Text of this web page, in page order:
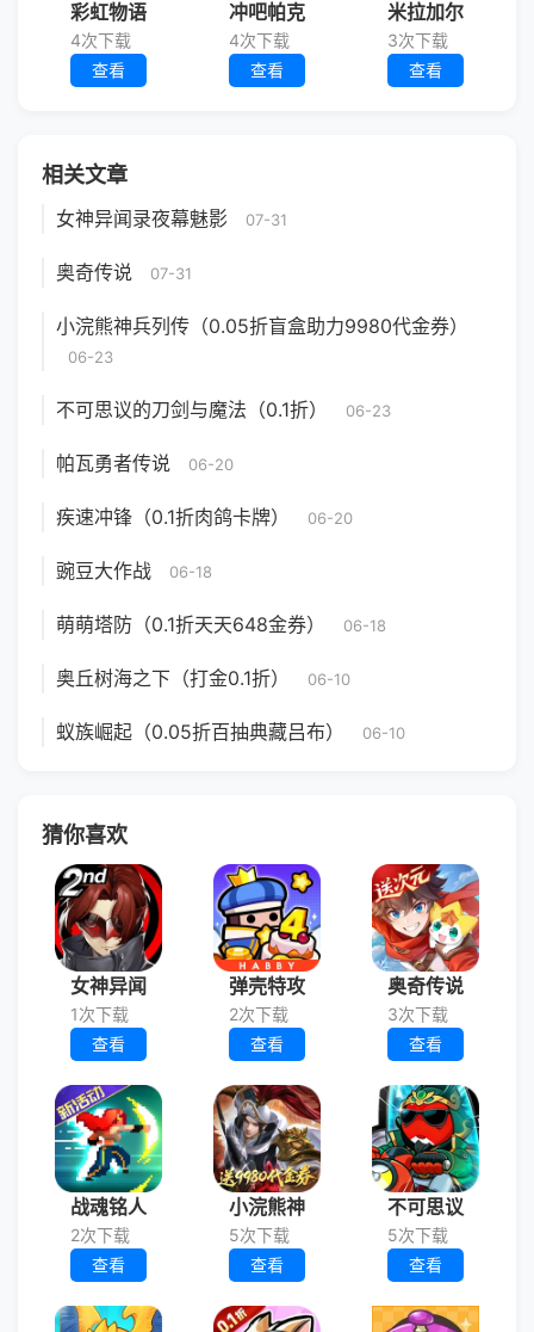
彩虹物语
4次下载
查看
冲吧帕克
4次下载
查看
米拉加尔
3次下载
查看
相关文章
女神异闻录夜幕魅影 07-31
奥奇传说 07-31
小浣熊神兵列传（0.05折盲盒助力9980代金券）
06-23
不可思议的刀剑与魔法（0.1折） 06-23
帕瓦勇者传说 06-20
疾速冲锋（0.1折肉鸽卡牌） 06-20
豌豆大作战 06-18
萌萌塔防（0.1折天天648金券） 06-18
奥丘树海之下（打金0.1折） 06-10
蚁族崛起（0.05折百抽典藏吕布） 06-10
猜你喜欢
女神异闻
1次下载
查看
弹壳特攻
2次下载
查看
奥奇传说
3次下载
查看
战魂铭人
2次下载
查看
小浣熊神
5次下载
查看
不可思议
5次下载
查看